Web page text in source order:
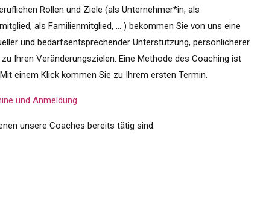
Rollen und Ziele (als Unternehmer*in, als
als Familienmitglied, … ) bekommen Sie von uns eine
und bedarfsentsprechender Unterstützung, persönlicherer
Ihren Veränderungszielen. Eine Methode des Coaching ist
einem Klick kommen Sie zu Ihrem ersten Termin.
und Anmeldung
unsere Coaches bereits tätig sind: